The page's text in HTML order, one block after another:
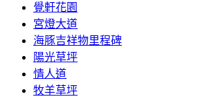
覺軒花園
宮燈大道
海豚吉祥物里程碑
陽光草坪
情人道
牧羊草坪